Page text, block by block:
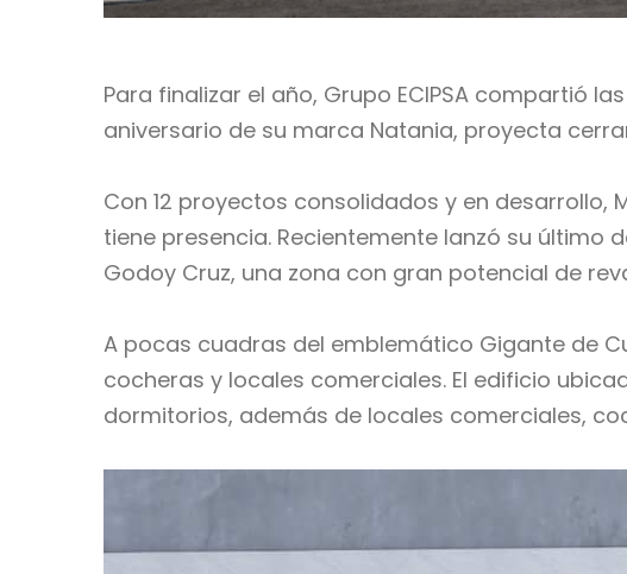
Para finalizar el año, Grupo ECIPSA compartió
aniversario de su marca Natania, proyecta
Con 12 proyectos consolidados y en desarrollo,
tiene presencia. Recientemente lanzó su último
Godoy Cruz, una zona con gran potencial de
A pocas cuadras del emblemático Gigante de
cocheras y locales comerciales. El edificio
dormitorios, además de locales comerciales,